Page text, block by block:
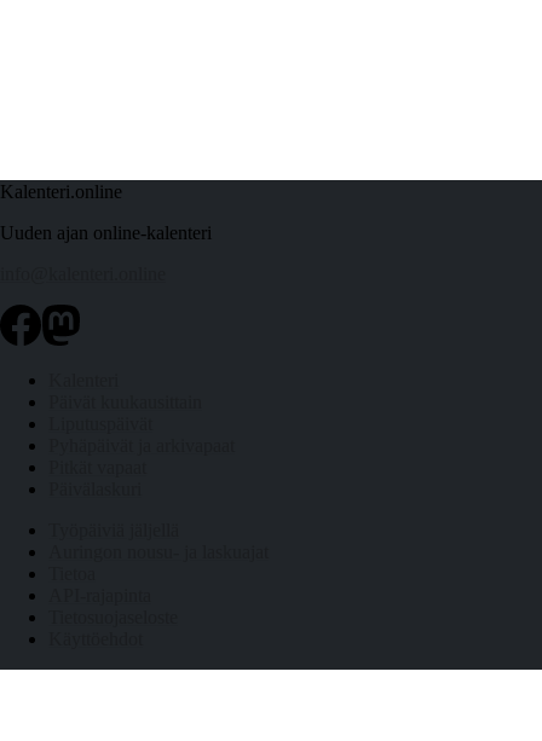
Kalenteri.online
Uuden ajan online-kalenteri